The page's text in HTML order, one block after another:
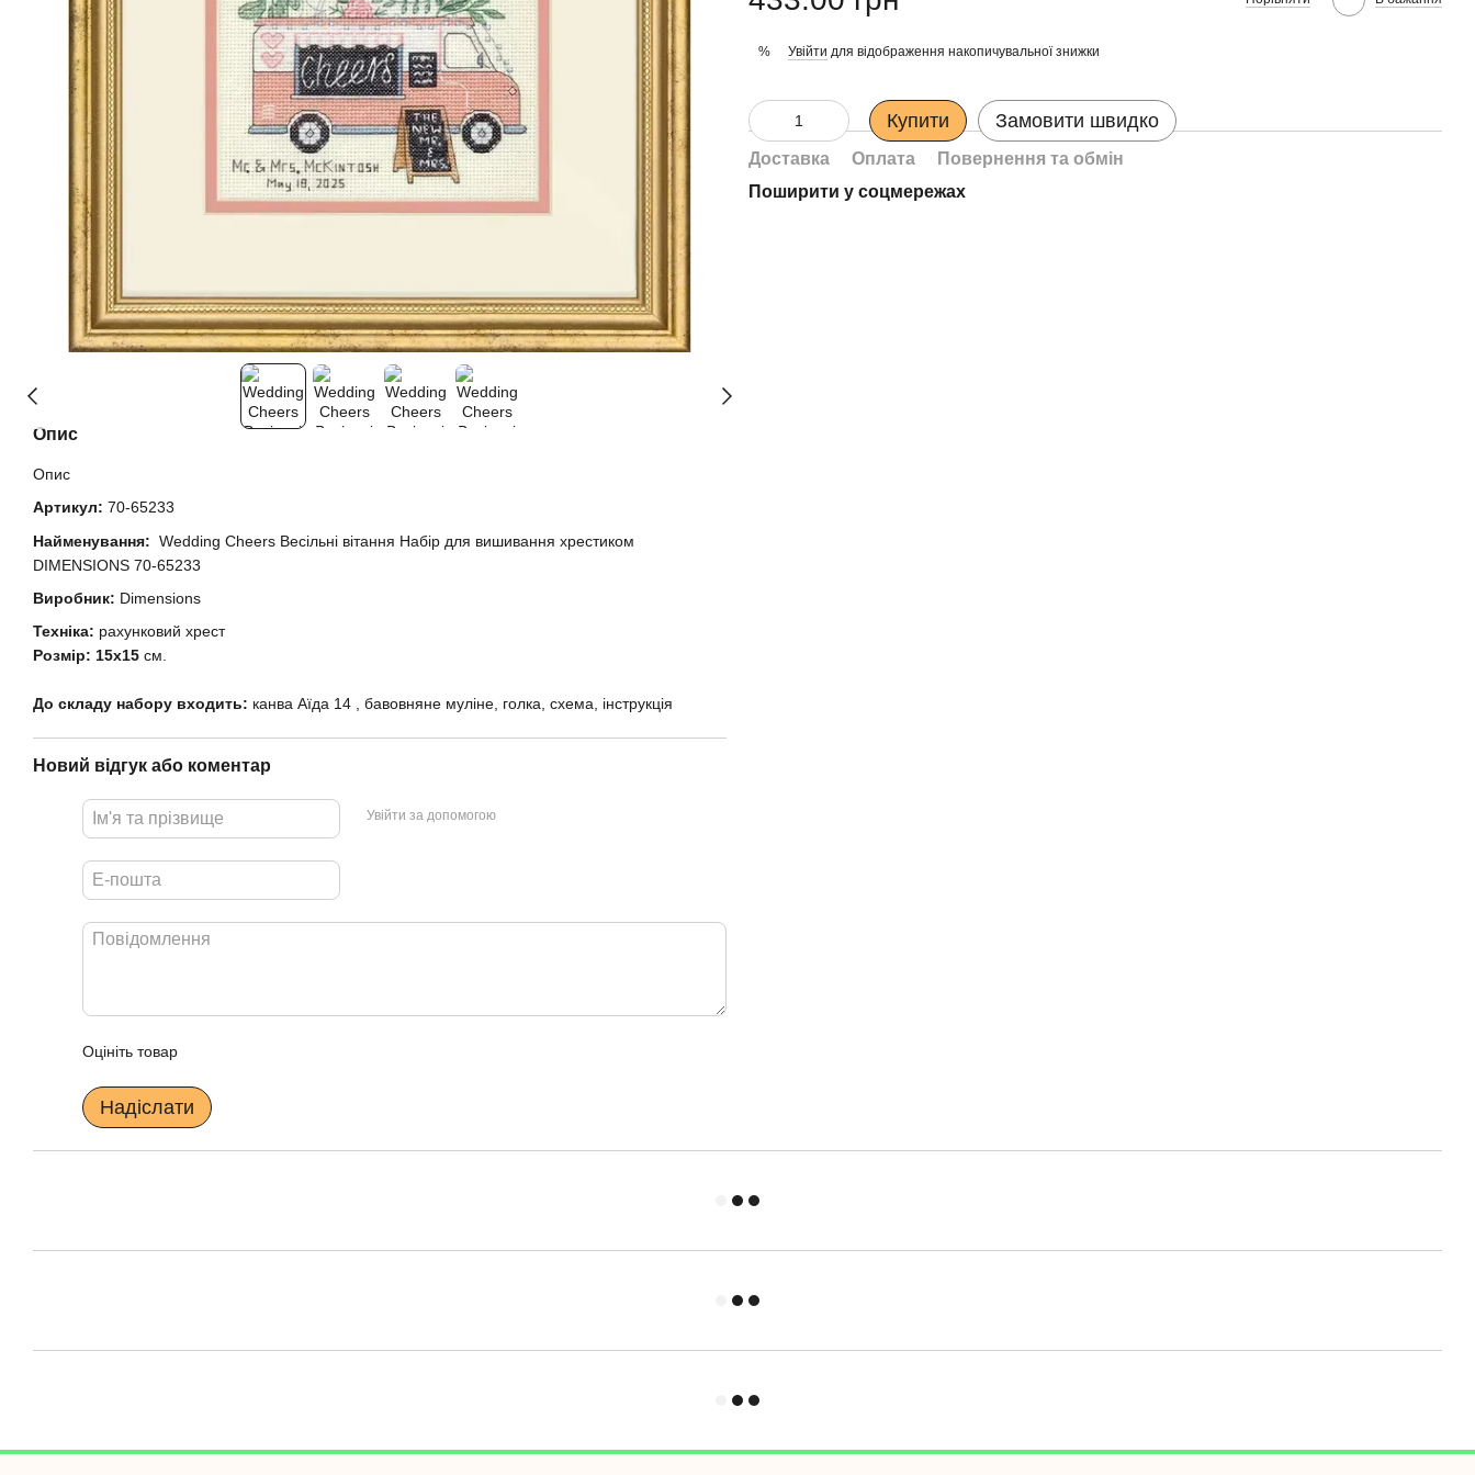
Опис
Опис
Артикул: 70-65233
Найменування: Wedding Cheers Весільні вітання Набір для вишивання хрестиком
DIMENSIONS 70-65233
Виробник: Dimensions
Техніка: рахунковий хрест
Розмір: 15х15 см.
До складу набору входить: канва Аїда 14 , бавовняне муліне, голка, схема, інструкція
Новий відгук або коментар
Увійти за допомогою
Оцініть товар
Надіслати
% Увійти для відображення накопичувальної знижки
Купити Замовити швидко
Доставка Оплата
Повернення та обмін
Поширити у соцмережах